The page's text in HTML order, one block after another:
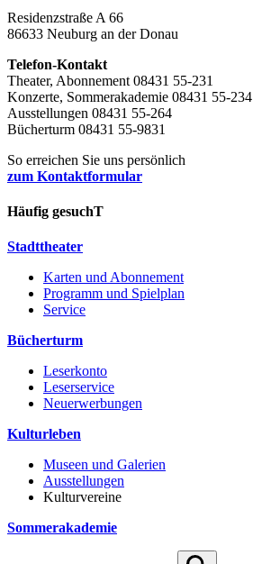
Residenzstraße A 66
86633 Neuburg an der Donau
Telefon-Kontakt
Theater, Abonnement 08431 55-231
Konzerte, Sommerakademie 08431 55-234
Ausstellungen 08431 55-264
Bücherturm 08431 55-9831
So erreichen Sie uns persönlich
zum Kontaktformular
Häufig gesuchT
Stadttheater
Karten und Abonnement
Programm und Spielplan
Service
Bücherturm
Leserkonto
Leserservice
Neuerwerbungen
Kulturleben
Museen und Galerien
Ausstellungen
Kulturvereine
Sommerakademie